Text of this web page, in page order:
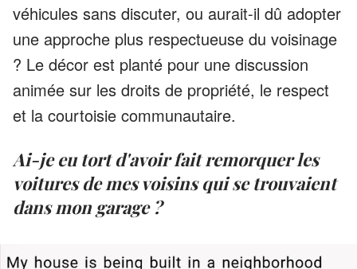
véhicules sans discuter, ou aurait-il dû adopter
une approche plus respectueuse du voisinage
? Le décor est planté pour une discussion
animée sur les droits de propriété, le respect
et la courtoisie communautaire.
Ai-je eu tort d'avoir fait remorquer les
voitures de mes voisins qui se trouvaient
dans mon garage ?